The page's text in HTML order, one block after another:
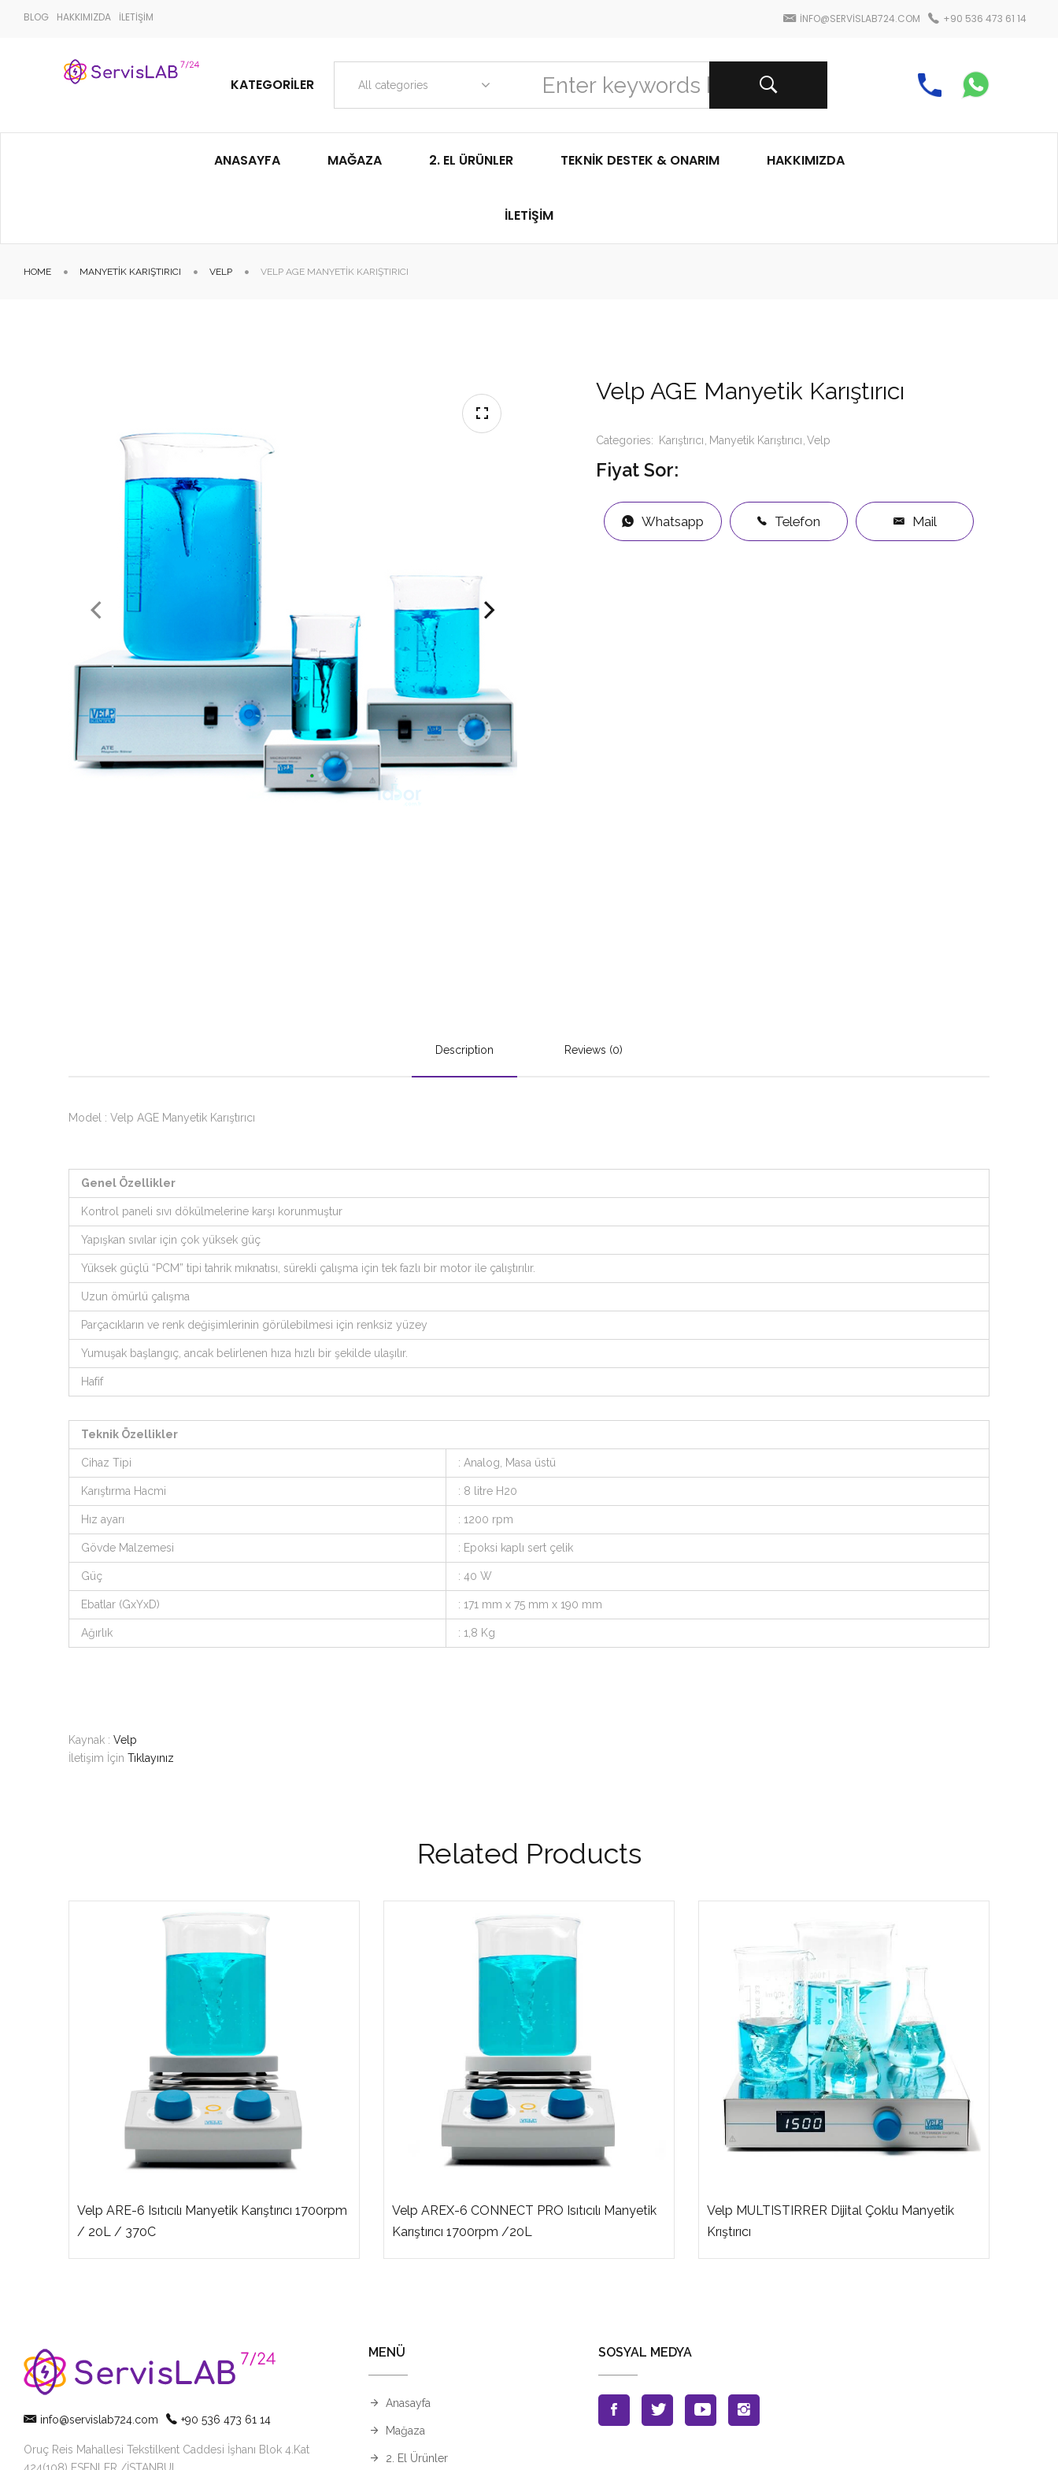
BLOG HAKKIMIZDA İLETİŞİM INFO@SERVISLAB724.COM +90 536 473 61 14
KATEGORILER All categories
ANASAYFA MAĞAZA 2. EL ÜRÜNLER TEKNIK DESTEK & ONARIM HAKKIMIZDA
İLETIŞIM
HOME MANYETIK KARIŞTIRICI VELP VELP AGE MANYETIK KARIŞTIRICI
Velp AGE Manyetik Karıştırıcı
Categories: Karıştırıcı Manyetik Karıştırıcı Velp
Fiyat Sor:
Whatsapp Telefon Mail
Description Reviews (0)
Model : Velp AGE Manyetik Karıştırıcı
Genel Özellikler
Kontrol paneli sıvı dökülmelerine karşı korunmuştur
Yapışkan sıvılar için çok yüksek güç
Yüksek güçlü “PCM” tipi tahrik mıknatısı, sürekli çalışma için tek fazlı bir motor ile çalıştırılır.
Uzun ömürlü çalışma
Parçacıkların ve renk değişimlerinin görülebilmesi için renksiz yüzey
Yumuşak başlangıç, ancak belirlenen hıza hızlı bir şekilde ulaşılır.
Hafif
Teknik Özellikler
Cihaz Tipi : Analog, Masa üstü
Karıştırma Hacmi : 8 litre H20
Hız ayarı : 1200 rpm
Gövde Malzemesi : Epoksi kaplı sert çelik
Güç : 40 W
Ebatlar (GxYxD) : 171 mm x 75 mm x 190 mm
Ağırlık : 1,8 Kg
Kaynak : Velp
İletişim İçin Tıklayınız
Related Products
Velp ARE-6 Isıtıcılı Manyetik Karıştırıcı 1700rpm
/ 20L / 370C
Velp AREX-6 CONNECT PRO Isıtıcılı Manyetik
Karıştırıcı 1700rpm /20L
Velp MULTISTIRRER Dijital Çoklu Manyetik
Krıştırıcı
info@servislab724.com +90 536 473 61 14
Oruç Reis Mahallesi Tekstilkent Caddesi İşhanı Blok 4.Kat
MENÜ
Anasayfa
Mağaza
2. El Ürünler
SOSYAL MEDYA